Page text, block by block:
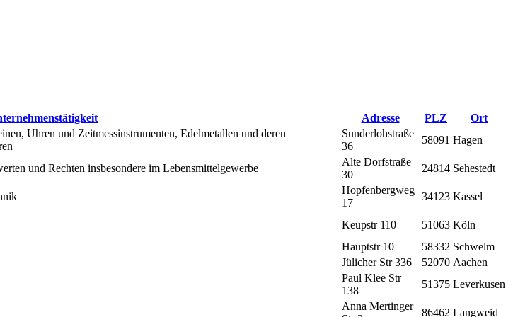
Adresse PLZ
Ort
Uhren und Zeitmessinstrumenten, Edelmetallen und deren
Sunderlohstraße
36
58091 Hagen
und Rechten insbesondere im Lebensmittelgewerbe
Alte Dorfstraße
30
24814 Sehestedt
Hopfenbergweg
17
34123 Kassel
Keupstr 110 51063 Köln
Hauptstr 10 58332 Schwelm
Jülicher Str 336 52070 Aachen
Paul Klee Str
138
51375 Leverkusen
Anna Mertinger
86462 Langweid